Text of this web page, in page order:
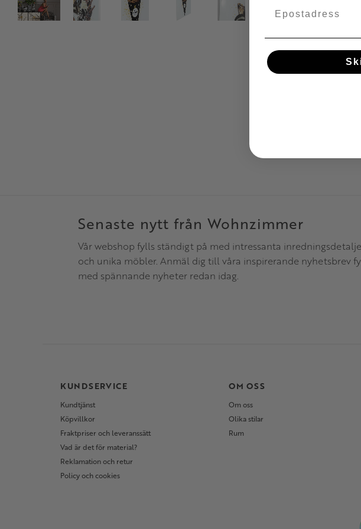
Senaste nytt från Wohnzimmer
Vår webshop fylls ständigt på med intressanta
och unika möbler. Anmäl dig till våra inspirerande nyhetsbrev
med spännande nyheter redan idag.
KUNDSERVICE
Kundtjänst
Köpvillkor
Fraktpriser och leveranssätt
Vad är det för material?
Reklamation och retur
Policy och cookies
OM OSS
Om oss
Olika stilar
Rum